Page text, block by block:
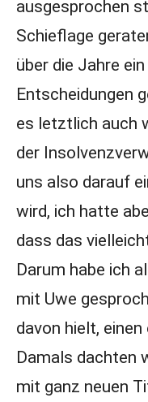
ausgesprochen
Schieflage
über die Jahre
Entscheidungen
es letztlich auch
der
uns also darauf
wird, ich hatte
dass das
Darum habe ich
mit Uwe
davon hielt, einen
Damals dachten
mit ganz neuen